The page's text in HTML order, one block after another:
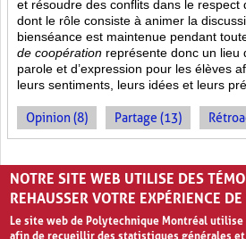
et résoudre des conflits dans le respect
dont le rôle consiste à animer la
bienséance est maintenue pendant
de coopération représente donc un lieu
parole et d’expression pour les élèves
leurs sentiments, leurs idées et leurs
Opinion (8) Partage (13)
PAGES
« ‹ 1 2 3
NOTRE SITE WEB UTILISE DES
REHAUSSER VOTRE EXPÉRIENCE
Le site web de Polytechnique Montréal
afin de recueillir des statistiques générales